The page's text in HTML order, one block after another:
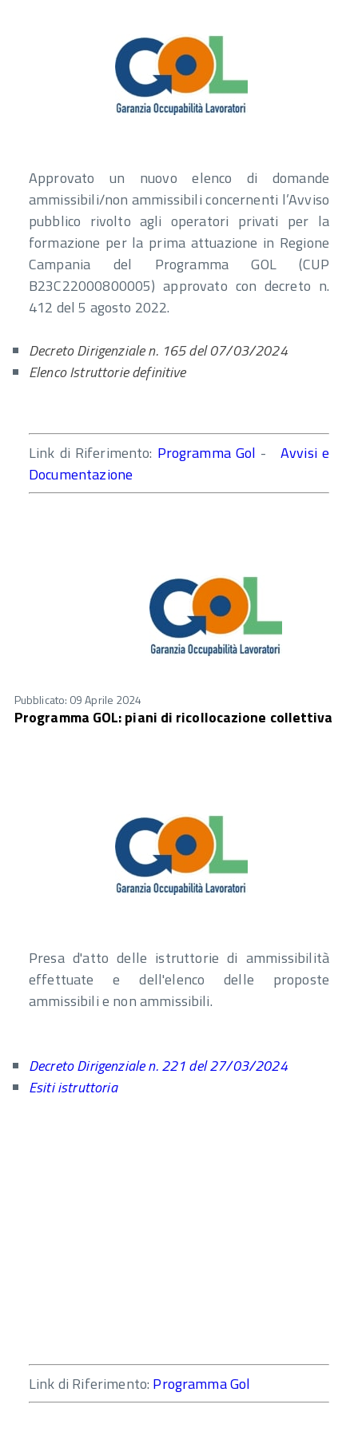
Approvato un nuovo elenco di domande
ammissibili/non ammissibili concernenti l’Avviso
pubblico rivolto agli operatori privati per la
formazione per la prima attuazione in Regione
Campania del Programma GOL (CUP
B23C22000800005) approvato con decreto n.
412 del 5 agosto 2022.
Decreto Dirigenziale n. 165 del 07/03/2024
Elenco Istruttorie definitive
Link di Riferimento: Programma Gol - Avvisi e
Documentazione
Pubblicato: 09 Aprile 2024
Programma GOL: piani di ricollocazione collettiva
Presa d'atto delle istruttorie di ammissibilità
effettuate e dell'elenco delle proposte
ammissibili e non ammissibili.
Decreto Dirigenziale n. 221 del 27/03/2024
Esiti istruttoria
Link di Riferimento: Programma Gol